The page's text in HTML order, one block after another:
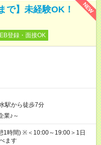
NEW
で】未経験OK！
登録・面接OK
駅から徒歩7分
業♪～
時間) ※＜10:00～19:00＞1日
ます